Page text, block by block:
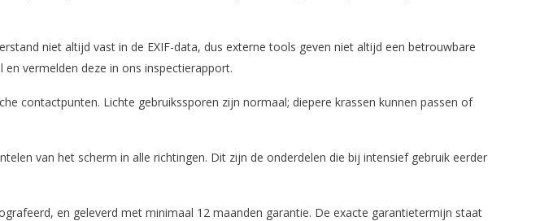
niet altijd vast in de EXIF-data, dus externe tools geven niet altijd een betrouwbare
vermelden deze in ons inspectierapport.
contactpunten. Lichte gebruikssporen zijn normaal; diepere krassen kunnen passen of
van het scherm in alle richtingen. Dit zijn de onderdelen die bij intensief gebruik eerder
en geleverd met minimaal 12 maanden garantie. De exacte garantietermijn staat